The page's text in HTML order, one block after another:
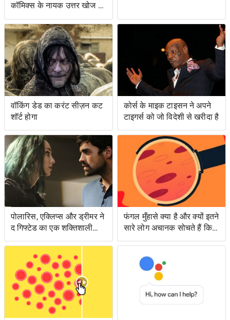
कॉमिक्स के नायक उत्तर खोज रहे
हैं ... और प्रतिशोध समुद्र पर
वॉकिंग डेड का करंट सीज़न कट
शॉर्ट होगा
कोर्स के माइक टाइसन ने अपने
टाइगर्स को जो विदेशी से खरीदा है
पोलारिस, एक्लिप्स और ड्रीमर ने
द गिफ्टेड का एक शक्तिशाली
एपिसोड लंगर डाला
फंगल मुँहासे क्या है और क्यों इतने
सारे लोग अचानक सोचते हैं कि
उनके पास क्या है?